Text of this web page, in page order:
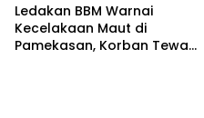
Ledakan BBM Warnai
Kecelakaan Maut di
Pamekasan, Korban Tewas